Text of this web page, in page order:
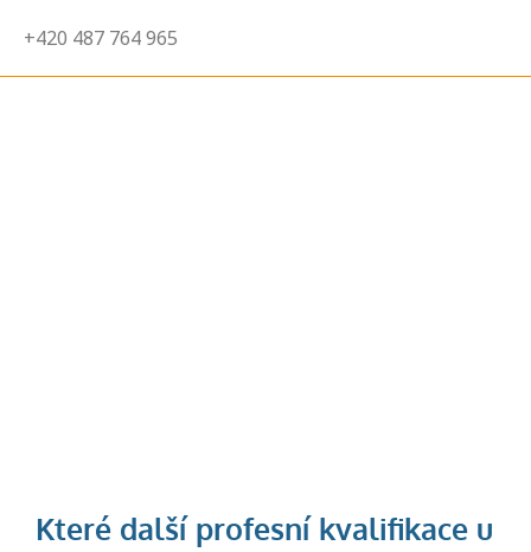
+420 487 764 965